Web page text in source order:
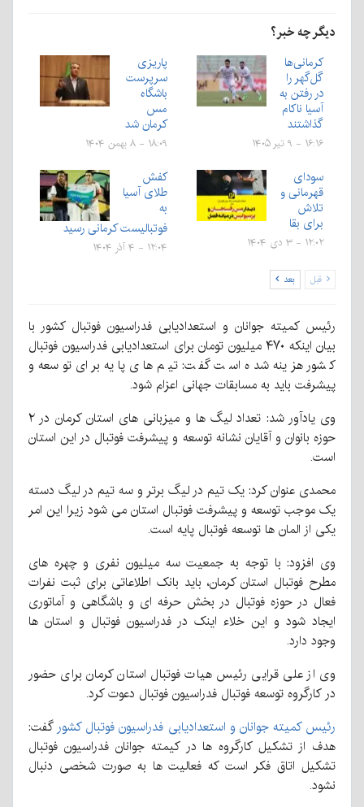
دیگر چه خبر؟
کرمانی‌ها
گل‌گهر را
در رفتن به
آسیا ناکام
گذاشتند
۱۶:۱۶ - ۹ تیر ۱۴۰۵
پاریزی
سرپرست
باشگاه
مس
کرمان شد
۱۸:۰۹ - ۸ بهمن ۱۴۰۴
سودای
قهرمانی و
تلاش
برای بقا
۱۲:۰۲ - ۳ دی ۱۴۰۴
کفش
طلای آسیا
به
فوتبالیست کرمانی رسید
۱۲:۰۴ - ۴ آذر ۱۴۰۴
قبل بعد
رئیس کمیته جوانان و استعدادیابی فدراسیون فوتبال کشور با
بیان اینکه ۴۷۰ میلیون تومان برای استعدادیابی فدراسیون فوتبال
کشور هزینه شده است گفت: تیم های پایه برای توسعه و
پیشرفت باید به مسابقات جهانی اعزام شود.
وی یادآور شد: تعداد لیگ ها و میزبانی های استان کرمان در ۲
حوزه بانوان و آقایان نشانه توسعه و پیشرفت فوتبال در این استان
است.
محمدی عنوان کرد: یک تیم در لیگ برتر و سه تیم در لیگ دسته
یک موجب توسعه و پیشرفت فوتبال استان می شود زیرا این امر
یکی از المان ها توسعه فوتبال پایه است.
وی افزود: با توجه به جمعیت سه میلیون نفری و چهره های
مطرح فوتبال استان کرمان، باید بانک اطلاعاتی برای ثبت نفرات
فعال در حوزه فوتبال در بخش حرفه ای و باشگاهی و آماتوری
ایجاد شود و این خلاء اینک در فدراسیون فوتبال و استان ها
وجود دارد.
وی از علی قرایی رئیس هیات فوتبال استان کرمان برای حضور
در کارگروه توسعه فوتبال فدراسیون فوتبال دعوت کرد.
رئیس کمیته جوانان و استعدادیابی فدراسیون فوتبال کشور گفت:
هدف از تشکیل کارگروه ها در کیمته جوانان فدراسیون فوتبال
تشکیل اتاق فکر است که فعالیت ها به صورت شخصی دنبال
نشود.